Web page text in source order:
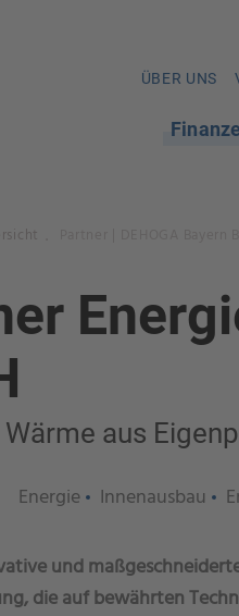
ÜBER UNS
aus
Energie Innenausbau
und
die auf bewährten